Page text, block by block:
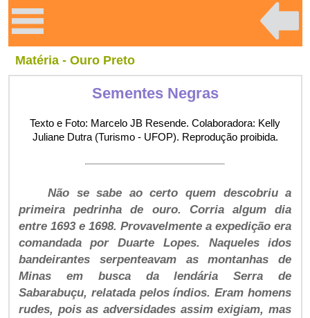
Matéria - Ouro Preto
Sementes Negras
Texto e Foto: Marcelo JB Resende. Colaboradora: Kelly
Juliane Dutra (Turismo - UFOP). Reprodução proibida.
Não se sabe ao certo quem descobriu a
primeira pedrinha de ouro. Corria algum dia
entre 1693 e 1698. Provavelmente a expedição era
comandada por Duarte Lopes. Naqueles idos
bandeirantes serpenteavam as montanhas de
Minas em busca da lendária Serra de
Sabarabuçu, relatada pelos índios. Eram homens
rudes, pois as adversidades assim exigiam, mas